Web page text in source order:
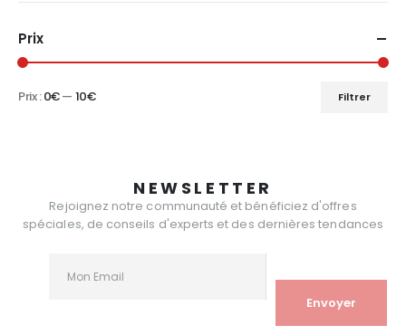
Prix
Filtrer
Prix :0€— 10€
NEWSLETTER
Rejoignez notre communauté et bénéficiez d'offres
spéciales, de conseils d'experts et des dernières tendances